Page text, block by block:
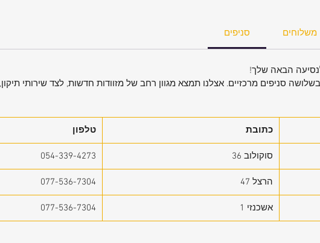
עבה
חזק.
בבסיס
(קוד
וללא
סניפים משלוחים
הבאה שלך!
סניפים מרכזיים. אצלנו תמצא מגוון רחב של מזוודות חדשות, לצד שירותי
כתובת טלפון
סוקולוב 36 054-339-4273
הרצל 47 077-536-7304
אשכנזי 1 077-536-7304